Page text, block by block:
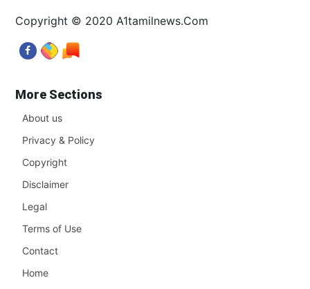
Copyright © 2020 A1tamilnews.Com
More Sections
About us
Privacy & Policy
Copyright
Disclaimer
Legal
Terms of Use
Contact
Home